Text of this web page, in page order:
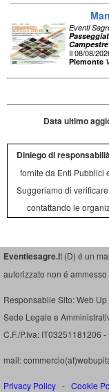
Eventi
Campestre
Il 08/08/
Piemonte
Data ultimo
Diniego di
fornite da Enti Pubblici
Suggeriamo di
contattando le
Eventiesagre.it (D) é un
autorizzato non é ammesso
Responsabile Sito: Web
Sede Legale e
C.F./P.Iva: IT03251181206
mail:
Privacy Policy - Cookie